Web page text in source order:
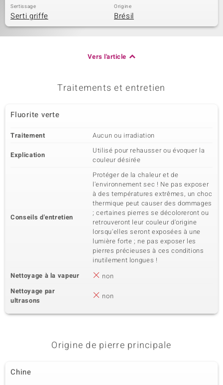
Sertissage
Serti griffe
Origine
Brésil
Vers l'article
Traitements et entretien
Fluorite verte
Traitement Aucun ou irradiation
Explication
Utilisé pour rehausser ou évoquer la
couleur désirée
Conseils d'entretien
Protéger de la chaleur et de
l'environnement sec ! Ne pas exposer
à des températures extrêmes, un choc
thermique peut causer des dommages
; certaines pierres se décoloreront ou
retrouveront leur couleur d'origine
lorsqu'elles seront exposées à une
lumière forte ; ne pas exposer les
pierres précieuses à ces conditions
inutilement longues !
Nettoyage à la vapeur
non
Nettoyage par
ultrasons
non
Origine de pierre principale
Chine